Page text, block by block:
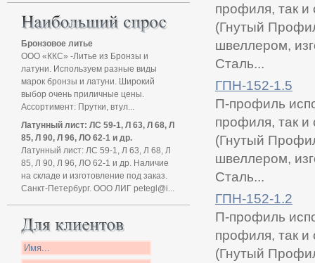
профиля, так
(Гнутый
швеллером,
Сталь...
ГПН-152-1.5
П-профиль
профиля, так
(Гнутый
швеллером,
Сталь...
ГПН-152-1.2
П-профиль
профиля, так
(Гнутый
Бронзовое литье
ООО «ККС» -Литье из Бронзы и
латуни. Используем разные виды
марок бронзы и латуни. Широкий
выбор очень приличные цены.
Ассортимент: Прутки, втул...
Латунный лист: ЛС 59-1, Л 63, Л 68, Л
85, Л 90, Л 96, ЛО 62-1 и др.
Латунный лист: ЛС 59-1, Л 63, Л 68, Л
85, Л 90, Л 96, ЛО 62-1 и др. Наличие
на складе и изготовление под заказ.
Санкт-Петербург. ООО ЛИГ petegl@i...